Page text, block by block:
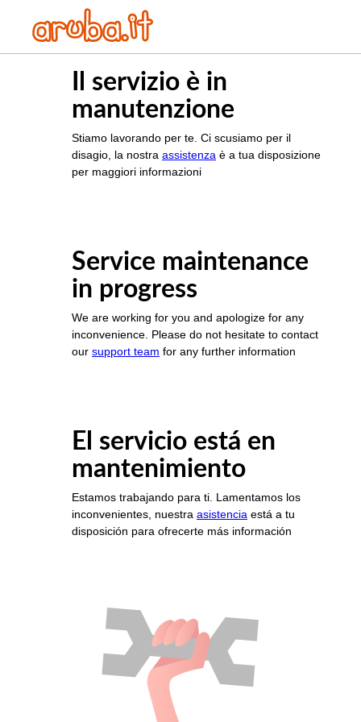
Il servizio è in
manutenzione
Stiamo lavorando per te. Ci scusiamo per il
disagio, la nostra assistenza è a tua disposizione
per maggiori informazioni
Service maintenance
in progress
We are working for you and apologize for any
inconvenience. Please do not hesitate to contact
our support team for any further information
El servicio está en
mantenimiento
Estamos trabajando para ti. Lamentamos los
inconvenientes, nuestra asistencia está a tu
disposición para ofrecerte más información